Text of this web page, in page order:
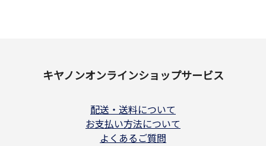
キヤノンオンラインショップサービス
配送・送料について
お支払い方法について
よくあるご質問